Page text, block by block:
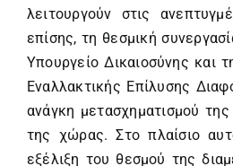
λειτουργούν στις
επίσης, τη θεσμική
Υπουργείο Δικαιοσύνης και
Εναλλακτικής Επίλυσης
ανάγκη μετασχηματισμού
της χώρας. Στο πλαίσιο
εξέλιξη του θεσμού της